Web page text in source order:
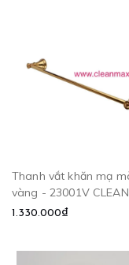
Thanh vắt khăn mạ
vàng - 23001V
1.330.000₫